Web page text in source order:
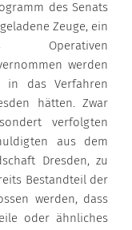
des Senats
Zeuge, ein
Operativen
werden
in das Verfahren
hätten. Zwar
verfolgten
aus dem
Dresden, zu
Bestandteil der
werden, dass
oder ähnliches